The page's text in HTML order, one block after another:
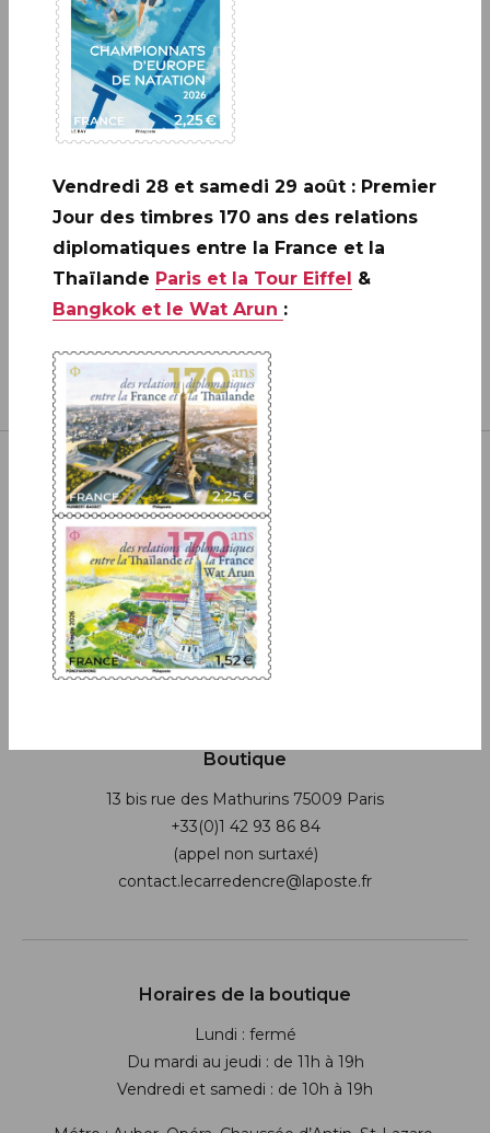
A ne pas rater: 20 ANS DE LA
CRÉATION DE PHILAPOSTE
2006 - 2026 / BLOC
EN SAVOIR PLUS
Inscrivez-vous à notre newsletter
JE M'ABONNE
Boutique
13 bis rue des Mathurins 75009 Paris
+33(0)1 42 93 86 84
(appel non surtaxé)
contact.lecarredencre@laposte.fr
Horaires de la boutique
Lundi : fermé
Du mardi au jeudi : de 11h à 19h
Vendredi et samedi : de 10h à 19h
Vendredi 28 et samedi 29 août : Premier
Jour des timbres 170 ans des relations
diplomatiques entre la France et la
Thaïlande Paris et la Tour Eiffel &
Bangkok et le Wat Arun :